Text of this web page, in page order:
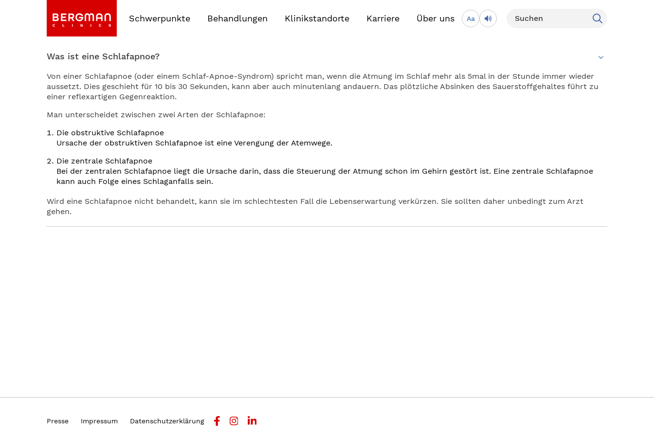
Schwerpunkte Behandlungen Klinikstandorte Karriere Über uns Aa
Was ist eine Schlafapnoe?
Von einer Schlafapnoe (oder einem Schlaf-Apnoe-Syndrom) spricht man, wenn die Atmung im Schlaf mehr als 5mal in der Stunde immer wieder
aussetzt. Dies geschieht für 10 bis 30 Sekunden, kann aber auch minutenlang andauern. Das plötzliche Absinken des Sauerstoffgehaltes führt zu
einer reflexartigen Gegenreaktion.
Man unterscheidet zwischen zwei Arten der Schlafapnoe:
Die obstruktive Schlafapnoe
Ursache der obstruktiven Schlafapnoe ist eine Verengung der Atemwege.
Die zentrale Schlafapnoe
Bei der zentralen Schlafapnoe liegt die Ursache darin, dass die Steuerung der Atmung schon im Gehirn gestört ist. Eine zentrale Schlafapnoe
kann auch Folge eines Schlaganfalls sein.
Wird eine Schlafapnoe nicht behandelt, kann sie im schlechtesten Fall die Lebenserwartung verkürzen. Sie sollten daher unbedingt zum Arzt
gehen.
Presse Impressum Datenschutzerklärung